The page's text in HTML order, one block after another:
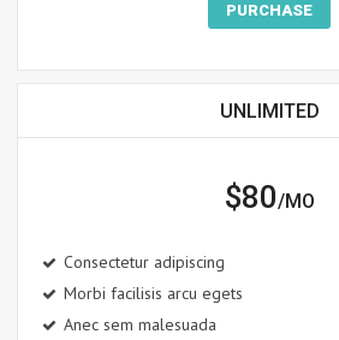
PURCHASE
UNLIMITED
$80/MO
Consectetur adipiscing
Morbi facilisis arcu egets
Anec sem malesuada